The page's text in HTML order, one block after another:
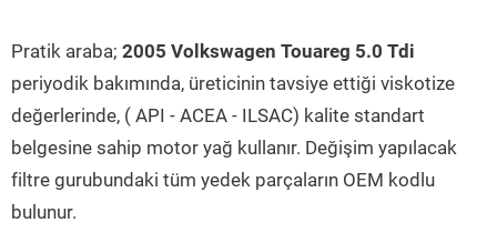
Pratik araba; 2005 Volkswagen Touareg 5.0 Tdi
periyodik bakımında, üreticinin tavsiye ettiği viskotize
değerlerinde, ( API - ACEA - ILSAC) kalite standart
belgesine sahip motor yağ kullanır. Değişim yapılacak
filtre gurubundaki tüm yedek parçaların OEM kodlu
bulunur.